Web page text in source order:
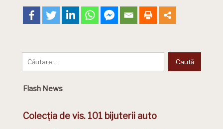
Flash News
Colecția de vis. 101 bijuterii auto